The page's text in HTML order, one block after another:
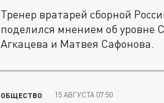
Тренер вратарей сборной
поделился мнением об уровне
Агкацева и Матвея Сафонова.
ОБЩЕСТВО 15 АВГУСТА 07:50